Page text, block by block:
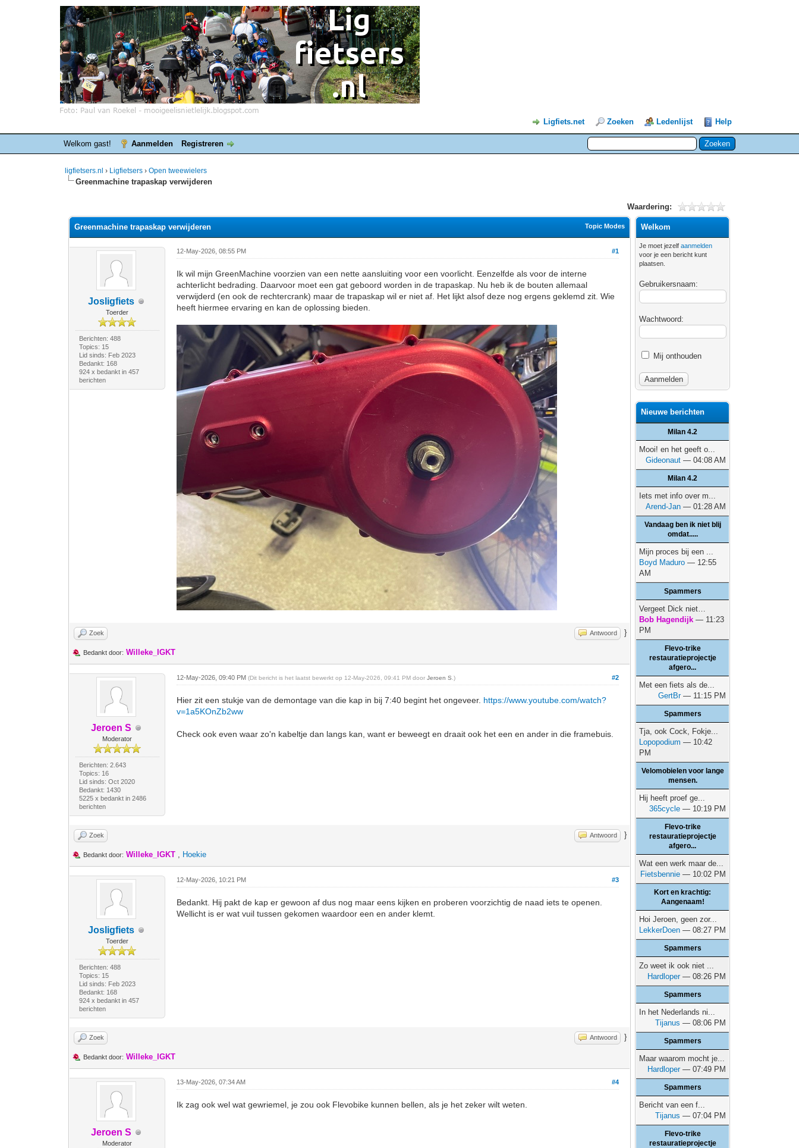
Ligfiets.net Zoeken Ledenlijst Help
Welkom gast! Aanmelden Registreren
ligfietsers.nl › Ligfietsers ›Open tweewielers
Greenmachine trapaskap verwijderen
Waardering:
Topic Modes
Greenmachine trapaskap verwijderen
Josligfiets
Toerder
Berichten: 488
Topics: 15
Lid sinds: Feb 2023
Bedankt: 168
924 x bedankt in 457
berichten
#1
12-May-2026, 08:55 PM
Ik wil mijn GreenMachine voorzien van een nette aansluiting voor een voorlicht. Eenzelfde als voor de interne
achterlicht bedrading. Daarvoor moet een gat geboord worden in de trapaskap. Nu heb ik de bouten allemaal
verwijderd (en ook de rechtercrank) maar de trapaskap wil er niet af. Het lijkt alsof deze nog ergens geklemd zit. Wie
heeft hiermee ervaring en kan de oplossing bieden.
Zoek Antwoord }
Bedankt door: Willeke_IGKT
Jeroen S
Moderator
Berichten: 2.643
Topics: 16
Lid sinds: Oct 2020
Bedankt: 1430
5225 x bedankt in 2486
berichten
#2
12-May-2026, 09:40 PM(Dit bericht is het laatst bewerkt op 12-May-2026, 09:41 PM doorJeroen S .)
Hier zit een stukje van de demontage van die kap in bij 7:40 begint het ongeveer. https://www.youtube.com/watch?
v=1a5KOnZb2ww
Check ook even waar zo'n kabeltje dan langs kan, want er beweegt en draait ook het een en ander in die framebuis.
Zoek Antwoord }
Bedankt door: Willeke_IGKT , Hoekie
Josligfiets
Toerder
Berichten: 488
Topics: 15
Lid sinds: Feb 2023
Bedankt: 168
924 x bedankt in 457
berichten
#3
12-May-2026, 10:21 PM
Bedankt. Hij pakt de kap er gewoon af dus nog maar eens kijken en proberen voorzichtig de naad iets te openen.
Wellicht is er wat vuil tussen gekomen waardoor een en ander klemt.
Zoek Antwoord }
Bedankt door: Willeke_IGKT
Jeroen S
Moderator
#4
13-May-2026, 07:34 AM
Ik zag ook wel wat gewriemel, je zou ook Flevobike kunnen bellen, als je het zeker wilt weten.
Welkom
Je moet jezelfaanmelden
voor je een bericht kunt
plaatsen.
Gebruikersnaam:
Wachtwoord:
Mij onthouden
Nieuwe berichten
Milan 4.2
Mooi! en het geeft o...
Gideonaut — 04:08 AM
Milan 4.2
Iets met info over m...
Arend-Jan — 01:28 AM
Vandaag ben ik niet blij
omdat.....
Mijn proces bij een ...
Boyd Maduro — 12:55
AM
Spammers
Vergeet Dick niet…
Bob Hagendijk — 11:23
PM
Flevo-trike
restauratieprojectje
afgero...
Met een fiets als de...
GertBr— 11:15 PM
Spammers
Tja, ook Cock, Fokje...
Lopopodium — 10:42
PM
Velomobielen voor lange
mensen.
Hij heeft proef ge...
365cycle — 10:19 PM
Flevo-trike
restauratieprojectje
afgero...
Wat een werk maar de...
Fietsbennie — 10:02 PM
Kort en krachtig:
Aangenaam!
Hoi Jeroen, geen zor...
LekkerDoen — 08:27 PM
Spammers
Zo weet ik ook niet ...
Hardloper— 08:26 PM
Spammers
In het Nederlands ni...
Tijanus — 08:06 PM
Spammers
Maar waarom mocht je...
Hardloper— 07:49 PM
Spammers
Bericht van een f...
Tijanus — 07:04 PM
Flevo-trike
restauratieprojectje